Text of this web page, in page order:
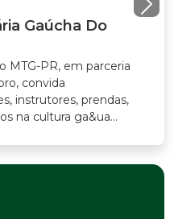
Do
em parceria
prendas,
ga&ua...